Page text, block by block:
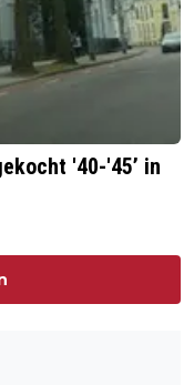
'40-'45’ in